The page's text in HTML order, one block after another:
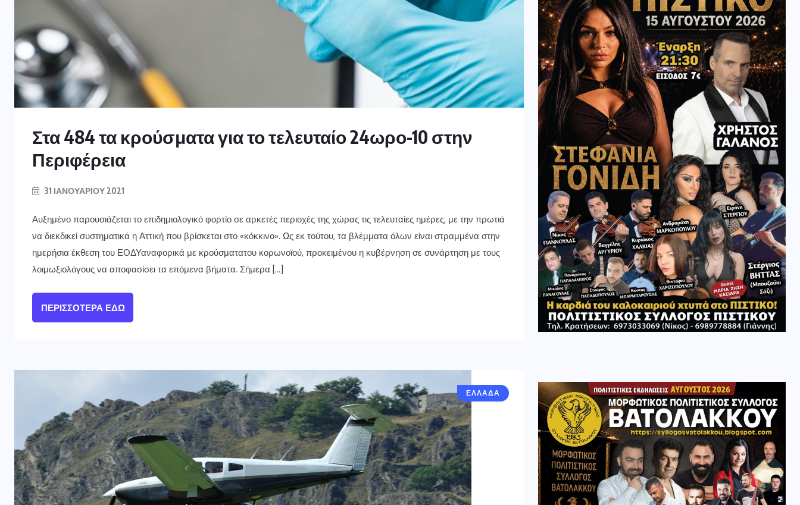
Στα 484 τα κρούσματα για το τελευταίο 24ωρο-10 στην
Περιφέρεια
31 ΙΑΝΟΥΑΡΊΟΥ 2021
Αυξημένο παρουσιάζεται το επιδημιολογικό φορτίο σε αρκετές περιοχές της χώρας τις τελευταίες ημέρες, με την πρωτιά
να διεκδικεί συστηματικά η Αττική που βρίσκεται στο «κόκκινο». Ως εκ τούτου, τα βλέμματα όλων είναι στραμμένα στην
ημερήσια έκθεση του ΕΟΔΥαναφορικά με κρούσματατου κορωνοϊού, προκειμένου η κυβέρνηση σε συνάρτηση με τους
λοιμωξιολόγους να αποφασίσει τα επόμενα βήματα. Σήμερα […]
ΠΕΡΙΣΣΌΤΕΡΑ ΕΔΏ
ΕΛΛΑΔΑ